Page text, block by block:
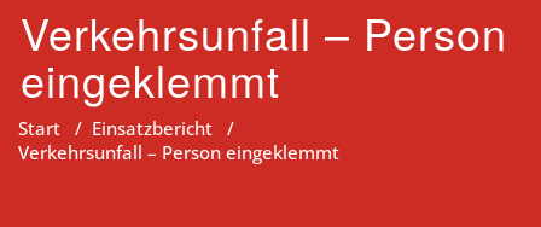
Verkehrsunfall – Person
eingeklemmt
Start / Einsatzbericht /
Verkehrsunfall – Person eingeklemmt